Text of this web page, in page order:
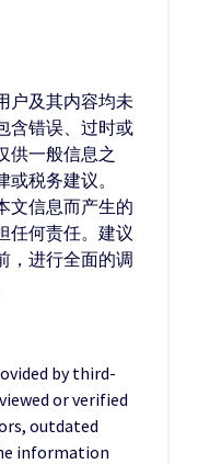
户及其内容均未
含错误、过时或
供一般信息之
税务建议。
文信息而产生的
任何责任。建议
，进行全面的调
by third-
or verified
outdated
information